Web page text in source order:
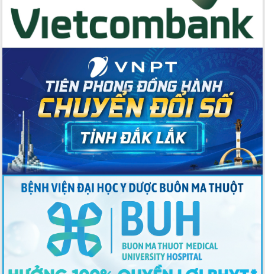
Thứ trưởng Bộ Y tế làm việc với tỉnh
Đắk Lắk về phát triển nhân lực y tế
cho trạm y tế cấp xã
Du lịch Đắk Lắk nâng tầm trải nghiệm
du khách thông qua Hệ thống cơ sở dữ
liệu và Bản đồ số
Tập huấn ứng dụng trí tuệ nhân tạo (AI)
trong thương mại điện tử năm 2026
Đoàn đại biểu Quốc hội tỉnh Đắk Lắk
trao đổi thông tin trước Kỳ họp thứ
nhất, Quốc hội khóa XVI
Quyết liệt cải cách hành chính, khơi
thông nguồn lực phát triển
Nâng cao hiệu lực, hiệu quả HĐND
tỉnh thông qua hiện đại hóa hành chính
Xã Ea Phê gắn cải cách hành chính với
chuyển đổi số
Phó Chủ tịch Thường trực UBND tỉnh
Hồ Thị Nguyên Thảo làm việc tại Trung